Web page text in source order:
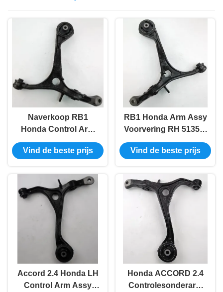
Naverkoop RB1
Honda Control Arm
Assy Steel LH 51360-
Sfe-000
Vind de beste prijs
RB1 Honda Arm Assy
Voorvering RH 51350-
Sfe-000 OEM
Vind de beste prijs
Accord 2.4 Honda LH
Control Arm Assy
Honda ACCORD 2.4
Controlesonderarm